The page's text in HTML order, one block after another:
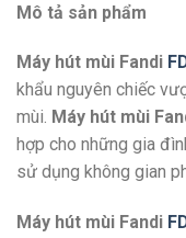
Mô tả sản phẩm
Máy hút mùi Fandi
khẩu nguyên chiếc
mùi. Máy hút mùi
hợp cho những gia
sử dụng không gian
Máy hút mùi Fandi